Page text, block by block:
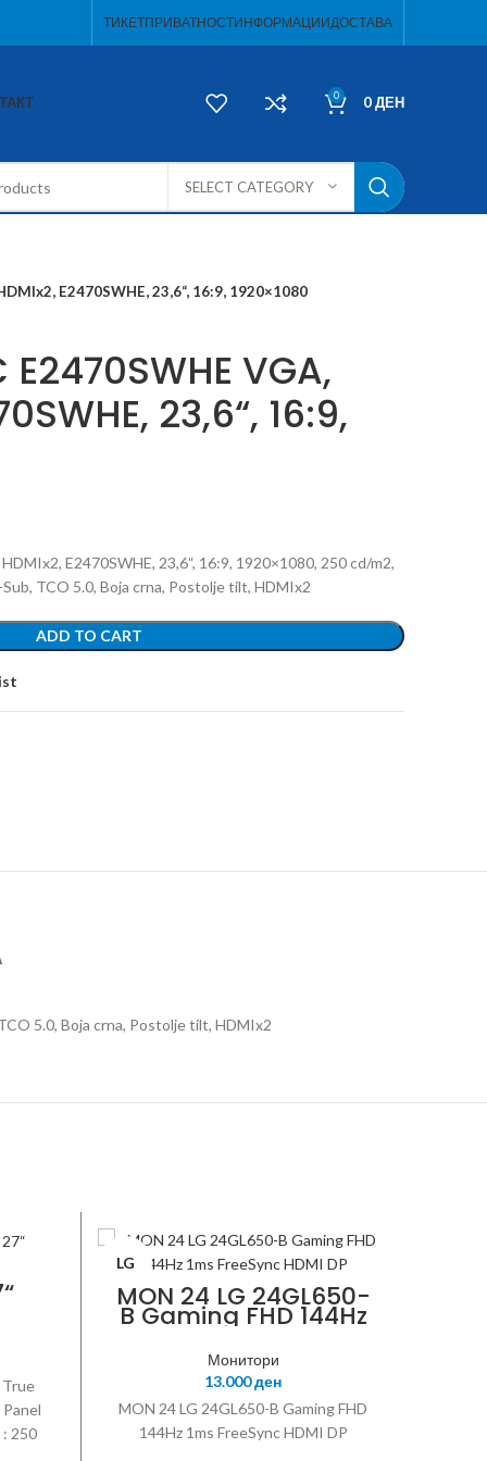
ТИКЕТПРИВАТНОСТИНФОРМАЦИИДОСТАВА
0 0ДЕН
SELECT CATEGORY
E2470SWHE, 23,6“, 16:9, 1920×1080
VGA,
23,6“, 16:9,
E2470SWHE, 23,6“, 16:9, 1920×1080, 250 cd/m2,
Sub, TCO 5.0, Boja crna, Postolje tilt, HDMIx2
ADD TO CART
5.0, Boja crna, Postolje tilt, HDMIx2
True
250
LG
MON 24 LG 24GL650-
B Gaming FHD 144Hz
1ms FreeSync HDMI
DP
Монитори
13.000ден
MON 24 LG 24GL650-B Gaming FHD
144Hz 1ms FreeSync HDMI DP